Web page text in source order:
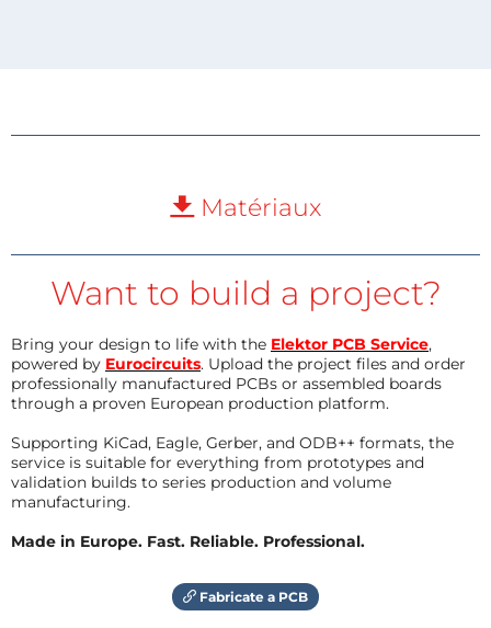
Matériaux
Want to build a project?
Bring your design to life with the Elektor PCB Service,
powered by Eurocircuits. Upload the project files and order
professionally manufactured PCBs or assembled boards
through a proven European production platform.
Supporting KiCad, Eagle, Gerber, and ODB++ formats, the
service is suitable for everything from prototypes and
validation builds to series production and volume
manufacturing.
Made in Europe. Fast. Reliable. Professional.
Fabricate a PCB